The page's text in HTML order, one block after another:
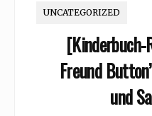
UNCATEGORIZED
[Kinderbuch-
Freund
und